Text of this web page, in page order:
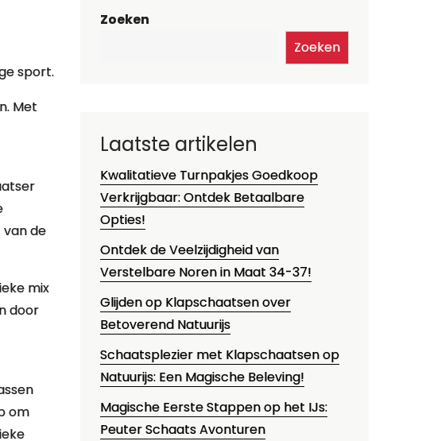
sport.
Met
de
mix
door
om
Zoeken
Zoeken
Laatste artikelen
Kwalitatieve Turnpakjes Goedkoop
Verkrijgbaar: Ontdek Betaalbare
Opties!
Ontdek de Veelzijdigheid van
Verstelbare Noren in Maat 34-37!
Glijden op Klapschaatsen over
Betoverend Natuurijs
Schaatsplezier met Klapschaatsen op
Natuurijs: Een Magische Beleving!
Magische Eerste Stappen op het IJs:
Peuter Schaats Avonturen